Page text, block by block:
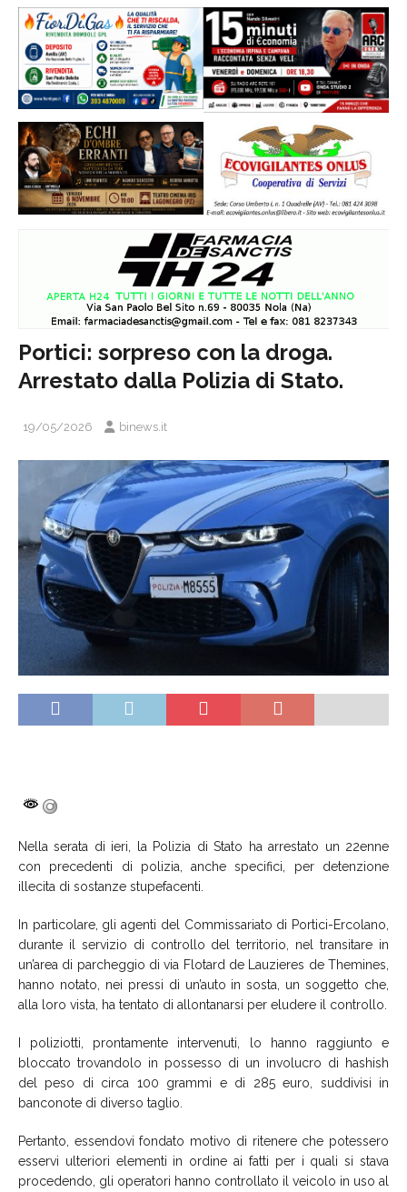
Portici: sorpreso con la droga.
Arrestato dalla Polizia di Stato.
19/05/2026 binews.it
Nella serata di ieri, la Polizia di Stato ha arrestato un 22enne
con precedenti di polizia, anche specifici, per detenzione
illecita di sostanze stupefacenti.
In particolare, gli agenti del Commissariato di Portici-Ercolano,
durante il servizio di controllo del territorio, nel transitare in
un’area di parcheggio di via Flotard de Lauzieres de Themines,
hanno notato, nei pressi di un’auto in sosta, un soggetto che,
alla loro vista, ha tentato di allontanarsi per eludere il controllo.
I poliziotti, prontamente intervenuti, lo hanno raggiunto e
bloccato trovandolo in possesso di un involucro di hashish
del peso di circa 100 grammi e di 285 euro, suddivisi in
banconote di diverso taglio.
Pertanto, essendovi fondato motivo di ritenere che potessero
esservi ulteriori elementi in ordine ai fatti per i quali si stava
procedendo, gli operatori hanno controllato il veicolo in uso al